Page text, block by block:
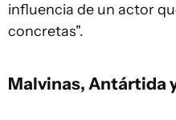
influencia de un actor
concretas".
Malvinas, Antártida